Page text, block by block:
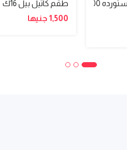
100ك
طقم كاتيل بيل 16ك
1,500 جنيها